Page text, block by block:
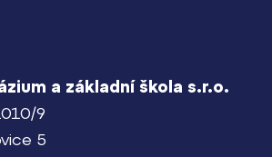
a základní škola s.r.o.
9
5